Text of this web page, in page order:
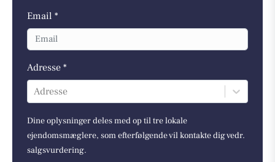
Email *
Adresse *
Adresse
Dine oplysninger deles med op til tre lokale
ejendomsmæglere, som efterfølgende vil kontakte dig vedr.
salgsvurdering.